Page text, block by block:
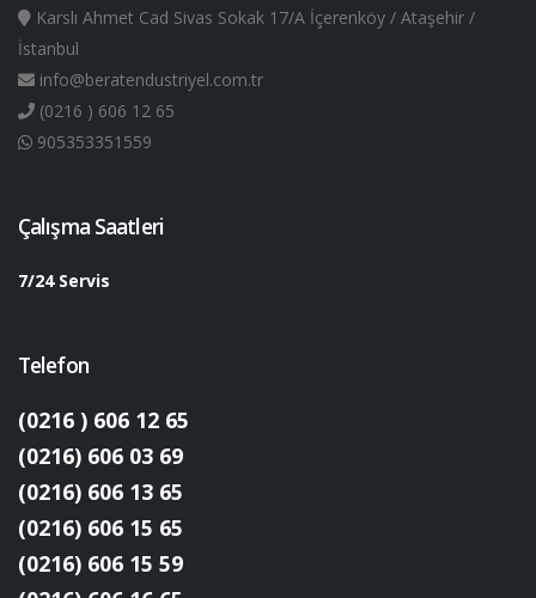
Karslı Ahmet Cad Sivas Sokak 17/A İçerenköy / Ataşehir /
İstanbul
info@beratendustriyel.com.tr
(0216 ) 606 12 65
905353351559
Çalışma Saatleri
7/24 Servis
Telefon
(0216 ) 606 12 65
(0216) 606 03 69
(0216) 606 13 65
(0216) 606 15 65
(0216) 606 15 59